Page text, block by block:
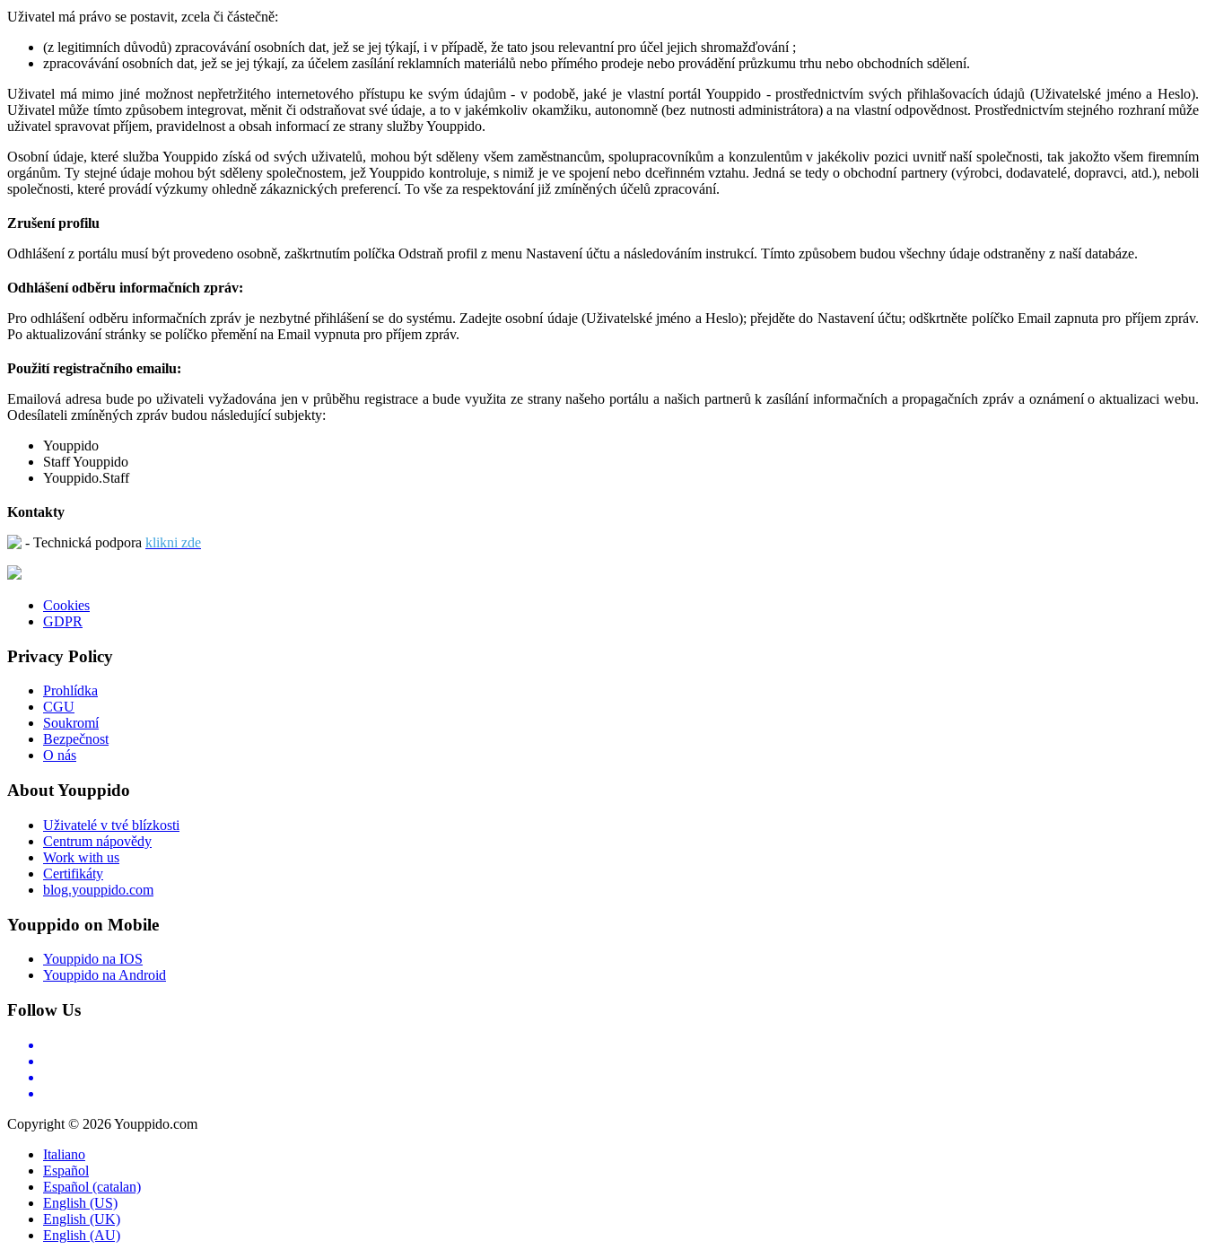
Uživatel má právo se postavit, zcela či částečně:
(z legitimních důvodů) zpracovávání osobních dat, jež se jej týkají, i v případě, že tato jsou relevantní pro účel jejich shromažďování ;
zpracovávání osobních dat, jež se jej týkají, za účelem zasílání reklamních materiálů nebo přímého prodeje nebo provádění průzkumu trhu nebo obchodních sdělení.
Uživatel má mimo jiné možnost nepřetržitého internetového přístupu ke svým údajům - v podobě, jaké je vlastní portál Youppido - prostřednictvím svých přihlašovacích údajů (Uživatelské jméno a Heslo).
Uživatel může tímto způsobem integrovat, měnit či odstraňovat své údaje, a to v jakémkoliv okamžiku, autonomně (bez nutnosti administrátora) a na vlastní odpovědnost. Prostřednictvím stejného rozhraní může
uživatel spravovat příjem, pravidelnost a obsah informací ze strany služby Youppido.
Osobní údaje, které služba Youppido získá od svých uživatelů, mohou být sděleny všem zaměstnancům, spolupracovníkům a konzulentům v jakékoliv pozici uvnitř naší společnosti, tak jakožto všem firemním
orgánům. Ty stejné údaje mohou být sděleny společnostem, jež Youppido kontroluje, s nimiž je ve spojení nebo dceřinném vztahu. Jedná se tedy o obchodní partnery (výrobci, dodavatelé, dopravci, atd.), neboli
společnosti, které provádí výzkumy ohledně zákaznických preferencí. To vše za respektování již zmíněných účelů zpracování.
Zrušení profilu
Odhlášení z portálu musí být provedeno osobně, zaškrtnutím políčka Odstraň profil z menu Nastavení účtu a následováním instrukcí. Tímto způsobem budou všechny údaje odstraněny z naší databáze.
Odhlášení odběru informačních zpráv:
Pro odhlášení odběru informačních zpráv je nezbytné přihlášení se do systému. Zadejte osobní údaje (Uživatelské jméno a Heslo); přejděte do Nastavení účtu; odškrtněte políčko Email zapnuta pro příjem zpráv.
Po aktualizování stránky se políčko přemění na Email vypnuta pro příjem zpráv.
Použití registračního emailu:
Emailová adresa bude po uživateli vyžadována jen v průběhu registrace a bude využita ze strany našeho portálu a našich partnerů k zasílání informačních a propagačních zpráv a oznámení o aktualizaci webu.
Odesílateli zmíněných zpráv budou následující subjekty:
Youppido
Staff Youppido
Youppido.Staff
Kontakty
- Technická podpora klikni zde
Cookies
GDPR
Privacy Policy
Prohlídka
CGU
Soukromí
Bezpečnost
O nás
About Youppido
Uživatelé v tvé blízkosti
Centrum nápovědy
Work with us
Certifikáty
blog.youppido.com
Youppido on Mobile
Youppido na IOS
Youppido na Android
Follow Us
Copyright © 2026 Youppido.com
Italiano
Español
Español (catalan)
English (US)
English (UK)
English (AU)